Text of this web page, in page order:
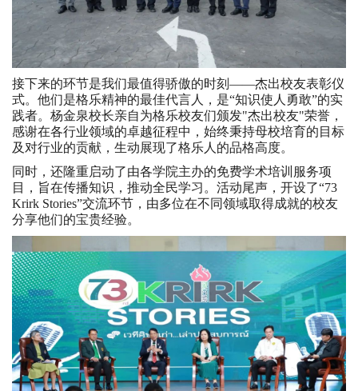
接下来的环节是我们最值得骄傲的时刻——杰出校友表彰仪
式。他们是格乐精神的最佳代言人，是“知识使人勇敢”的实
践者。杨金泉校长亲自为格乐校友们颁发"杰出校友"荣誉，
感谢在各行业领域的卓越征程中，始终秉持母校培育的目标
及对行业的贡献，生动展现了格乐人的品格高度。
同时，还隆重启动了由各学院主办的免费学术培训服务项
目，旨在传播知识，推动全民学习。活动尾声，开设了“73
Krirk Stories”交流环节，由多位在不同领域取得成就的校友
分享他们的宝贵经验。